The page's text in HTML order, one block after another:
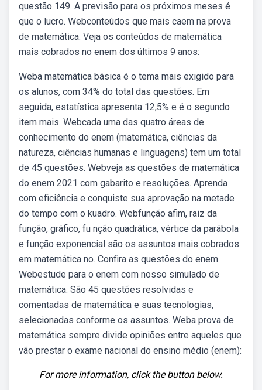
questão 149. A previsão para os próximos meses é
que o lucro. Webconteúdos que mais caem na prova
de matemática. Veja os conteúdos de matemática
mais cobrados no enem dos últimos 9 anos:
Weba matemática básica é o tema mais exigido para
os alunos, com 34% do total das questões. Em
seguida, estatística apresenta 12,5% e é o segundo
item mais. Webcada uma das quatro áreas de
conhecimento do enem (matemática, ciências da
natureza, ciências humanas e linguagens) tem um total
de 45 questões. Webveja as questões de matemática
do enem 2021 com gabarito e resoluções. Aprenda
com eficiência e conquiste sua aprovação na metade
do tempo com o kuadro. Webfunção afim, raiz da
função, gráfico, fu nção quadrática, vértice da parábola
e função exponencial são os assuntos mais cobrados
em matemática no. Confira as questões do enem.
Webestude para o enem com nosso simulado de
matemática. São 45 questões resolvidas e
comentadas de matemática e suas tecnologias,
selecionadas conforme os assuntos. Weba prova de
matemática sempre divide opiniões entre aqueles que
vão prestar o exame nacional do ensino médio (enem):
For more information, click the button below.